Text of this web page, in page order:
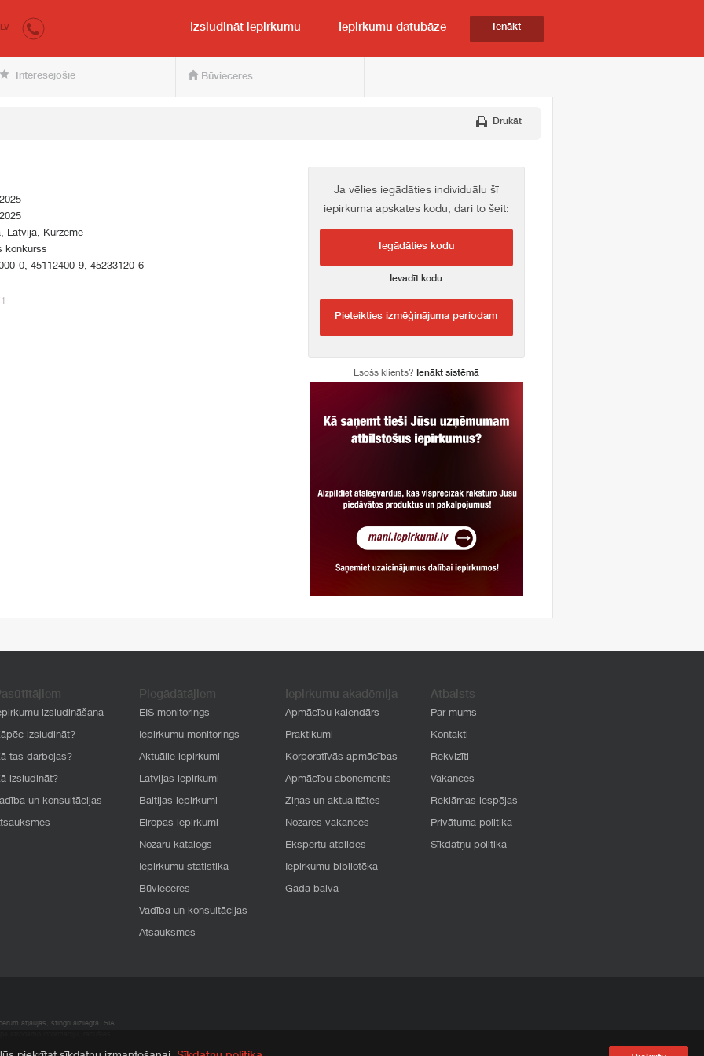
pircējam un pārdevējam
LV Izsludināt iepirkumu Iepirkumu datubāze Ienākt
Interesējošie Būvieceres
Drukāt
Latvija, Kurzeme
konkurss
0, 45112400-9, 45233120-6
Ja vēlies iegādāties individuālu šī
iepirkuma apskates kodu, dari to šeit:
Iegādāties kodu
Ievadīt kodu
Pieteikties izmēģinājuma periodam
Esošs klients? Ienākt sistēmā
izsludināšana
izsludināt?
tas darbojas?
izsludināt?
un konsultācijas
Piegādātājiem
EIS monitorings
Iepirkumu monitorings
Aktuālie iepirkumi
Latvijas iepirkumi
Baltijas iepirkumi
Eiropas iepirkumi
Nozaru katalogs
Iepirkumu statistika
Būvieceres
Vadība un konsultācijas
Atsauksmes
Iepirkumu akadēmija
Apmācību kalendārs
Praktikumi
Korporatīvās apmācības
Apmācību abonements
Ziņas un aktualitātes
Nozares vakances
Ekspertu atbildes
Iepirkumu bibliotēka
Gada balva
Atbalsts
Par mums
Kontakti
Rekvizīti
Vakances
Reklāmas iespējas
Privātuma politika
Sīkdatņu politika
atļaujas, stingri aizliegta. SIA